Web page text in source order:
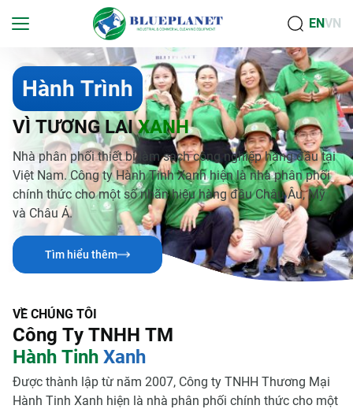
ENVN
Hành Trình
VÌ TƯƠNG LAI XANH
Nhà phân phối thiết bị làm sạch công nghiệp hàng đầu tại
Việt Nam. Công ty Hành Tinh Xanh hiện là nhà phân phối
chính thức cho một số nhãn hiệu hàng đầu Châu Âu, Mỹ
và Châu Á.
Tìm hiểu thêm
VỀ CHÚNG TÔI
Công Ty TNHH TM
Hành Tinh Xanh
Được thành lập từ năm 2007, Công ty TNHH Thương Mại
Hành Tinh Xanh hiện là nhà phân phối chính thức cho một